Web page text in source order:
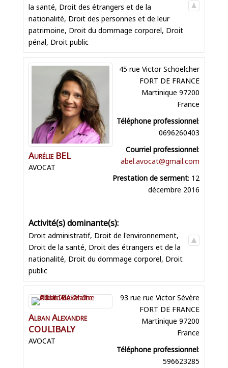
la santé, Droit des étrangers et de la
nationalité, Droit des personnes et de leur
patrimoine, Droit du dommage corporel, Droit
pénal, Droit public
Aurélie BEL
AVOCAT
45 rue Victor Schoelcher
FORT DE FRANCE
Martinique 97200
France
Téléphone professionnel:
0696260403
Courriel professionnel:
abel.avocat@gmail.com
Prestation de serment: 12
décembre 2016
Droit administratif, Droit de l'environnement,
Droit de la santé, Droit des étrangers et de la
nationalité, Droit du dommage corporel, Droit
public
Alban Alexandre
COULIBALY
AVOCAT
93 rue rue Victor Sévère
FORT DE FRANCE
Martinique 97200
France
Téléphone professionnel:
596623285